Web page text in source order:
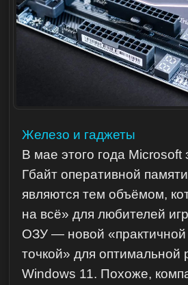
Железо и гаджеты
В мае этого года Microsoft
Гбайт оперативной
являются тем объёмом,
на всё» для любителей
ОЗУ — новой «практичной
точкой» для оптимальной
Windows 11. Похоже,